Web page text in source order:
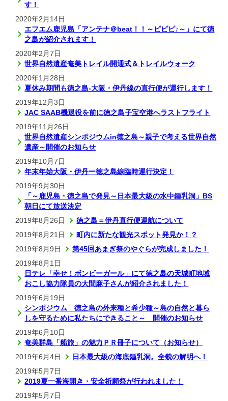
す！
2020年2月14日
エフエム鹿児島「アンテナ＠beat！！～ピピピ♪～」にて徳
之島が紹介されます！
2020年2月7日
世界自然遺産奄美トレイル開通式＆トレイルウォーク
2020年1月28日
夏休み期間も徳之島-大阪・伊丹線の直行便が運行します！
2019年12月3日
JAC SAAB機退役を前に徳之島子宝空港へラストフライト
2019年11月26日
世界自然遺産シンポジウムin徳之島～親子で考える世界自然
遺産～開催のお知らせ
2019年10月7日
年末年始大阪・伊丹ー徳之島線臨時運行決定！
2019年9月30日
「～鹿児島・徳之島で発見～日本最大級の水中鍾乳洞」BS
朝日にて放送決定
2019年8月26日
徳之島＝伊丹直行便運航について
2019年8月21日
町内に新たな観光スポット発見か！？
2019年8月9日
第45回あまぎ祭のやぐらが完成しました！
2019年8月1日
日テレ「幸せ！ボンビーガール」にて徳之島の天城町地域
おこし協力隊員の大間麻子さんが紹介されました！
2019年6月19日
シンポジウム 徳之島の外来種と希少種～島の自然と暮ら
しを守るために私たちにできること～ 開催のお知らせ
2019年6月10日
奄美群島「船旅」の魅力ＰＲ冊子について（お知らせ）
2019年6月4日
日本最大級の海底鍾乳洞。全貌の解明へ！
2019年5月7日
2019夏一番海開き・安全祈願祭が行われました！
2019年5月7日